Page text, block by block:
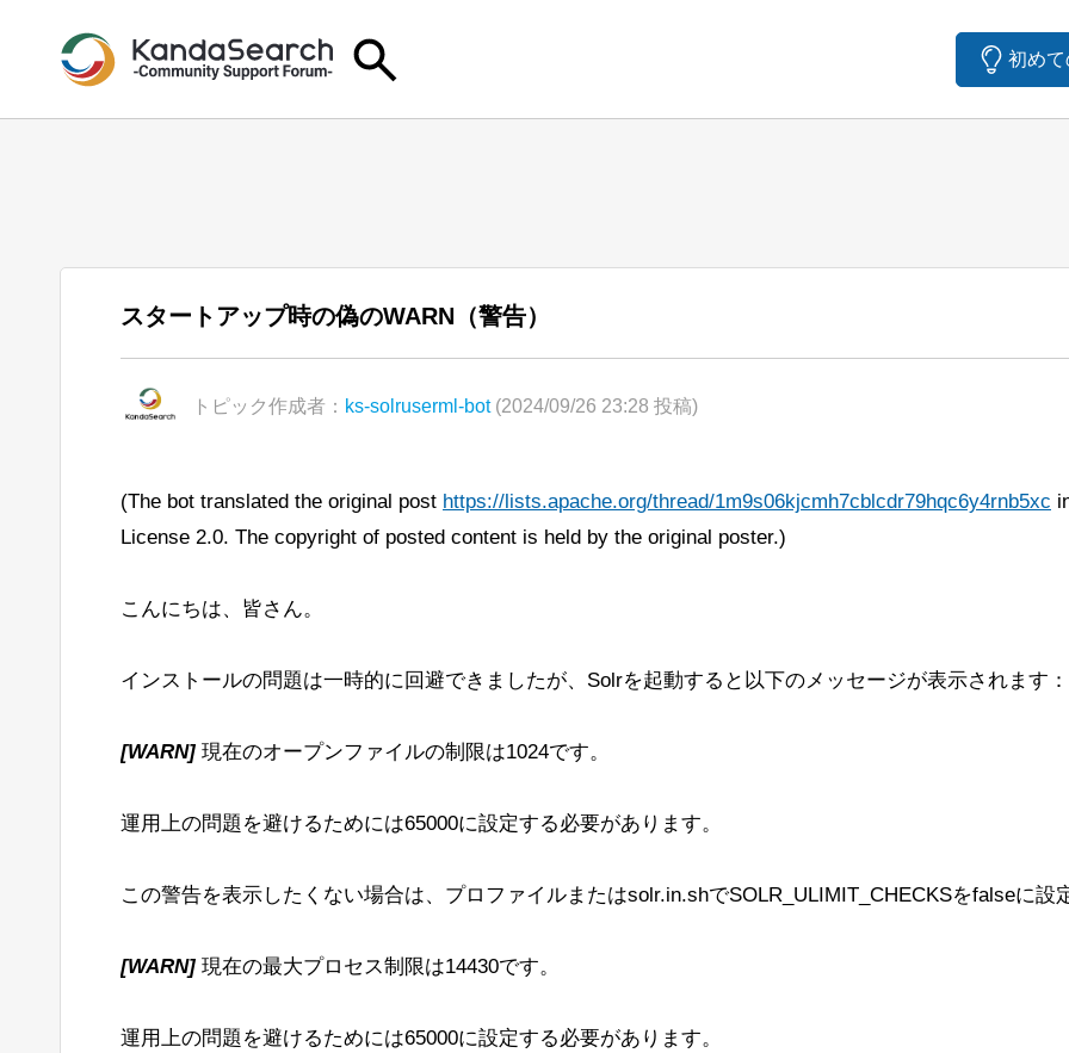
初め
スタートアップ時の偽のWARN（警告）
トピック作成者： ks-solruserml-bot (2024/09/26 23:28 投稿)
(The bot translated the original post https://lists.apache.org/thread/1m9s06kjcmh7cblcdr79hqc6y4rnb5xc
License 2.0. The copyright of posted content is held by the original poster.)
こんにちは、皆さん。
インストールの問題は一時的に回避できましたが、Solrを起動すると以下のメッセージが表示されます：
[WARN] 現在のオープンファイルの制限は1024です。
運用上の問題を避けるためには65000に設定する必要があります。
この警告を表示したくない場合は、プロファイルまたはsolr.in.shでSOLR_ULIMIT_CHECKSをfalseに設
[WARN] 現在の最大プロセス制限は14430です。
運用上の問題を避けるためには65000に設定する必要があります。